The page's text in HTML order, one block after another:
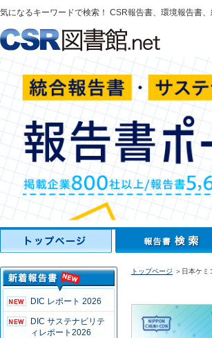
気になるキーワードで検索！ CSR報告書、環境報告書
DIC レポート 2026
DIC サステナビリテ
ィレポート2026
トップページ ＞日本ケ